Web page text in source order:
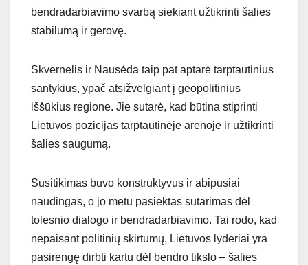
bendradarbiavimo svarbą siekiant užtikrinti šalies
stabilumą ir gerovę.
Skvernelis ir Nausėda taip pat aptarė tarptautinius
santykius, ypač atsižvelgiant į geopolitinius
iššūkius regione. Jie sutarė, kad būtina stiprinti
Lietuvos pozicijas tarptautinėje arenoje ir užtikrinti
šalies saugumą.
Susitikimas buvo konstruktyvus ir abipusiai
naudingas, o jo metu pasiektas sutarimas dėl
tolesnio dialogo ir bendradarbiavimo. Tai rodo, kad
nepaisant politinių skirtumų, Lietuvos lyderiai yra
pasirengę dirbti kartu dėl bendro tikslo – šalies